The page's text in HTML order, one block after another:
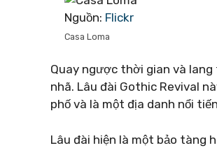
Nguồn: Flickr
Casa Loma
Quay ngược thời gian và
nhã. Lâu đài Gothic Revival
phố và là một địa danh nổi
Lâu đài hiện là một bảo tàng